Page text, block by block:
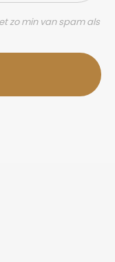
zo min van spam als